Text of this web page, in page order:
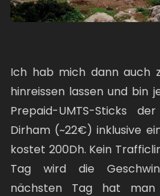
Ich hab mich dann auch
hinreissen lassen und bin
Prepaid-UMTS-Sticks
Dirham (~22€) inklusive
kostet 200Dh. Kein
Tag wird die
nächsten Tag hat man